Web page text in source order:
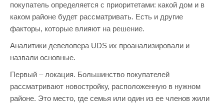
покупатель определяется с приоритетами: какой дом и в
каком районе будет рассматривать. Есть и другие
факторы, которые влияют на решение.
Аналитики девелопера UDS их проанализировали и
назвали основные.
Первый – локация. Большинство покупателей
рассматривают новостройку, расположенную в нужном
районе. Это место, где семья или один из ее членов жили